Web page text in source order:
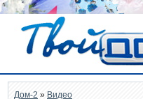
Дом-2 » Видео